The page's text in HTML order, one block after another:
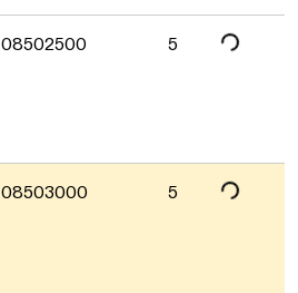
08502500 5
08503000 5
Daten werden geladen. Bitte warten...